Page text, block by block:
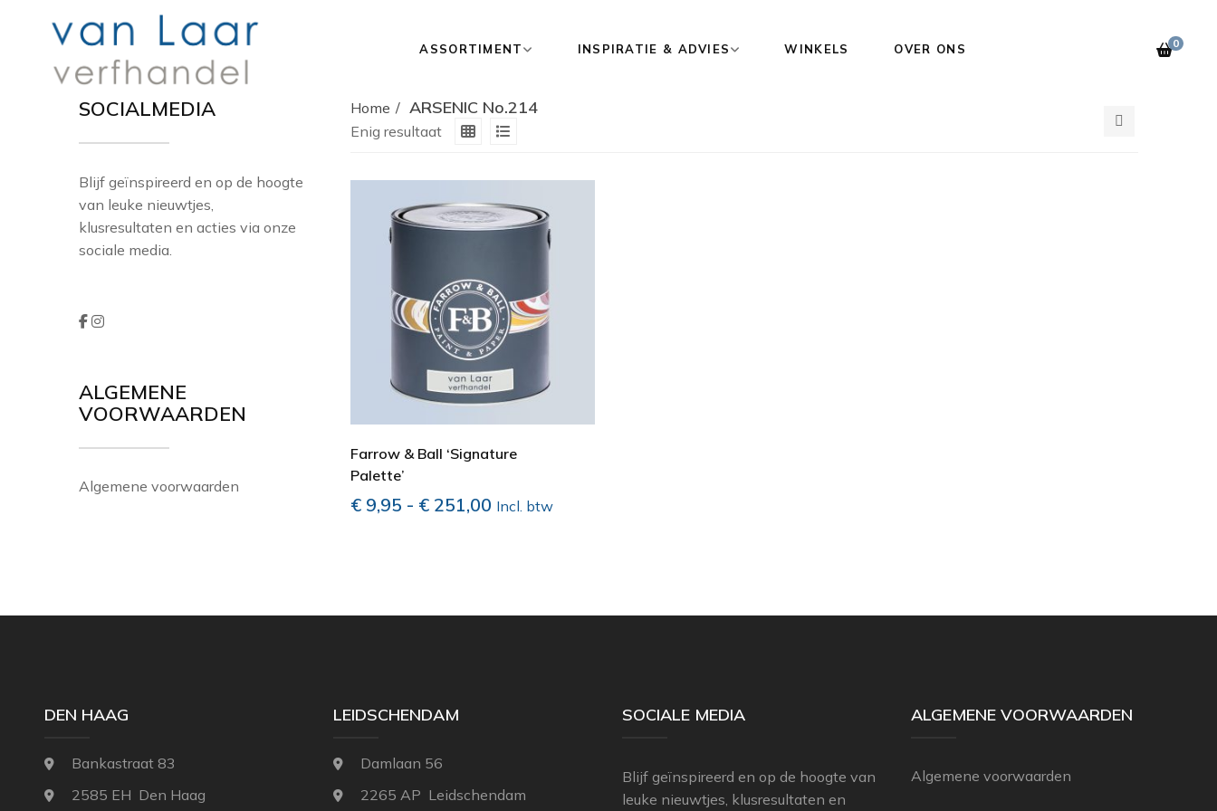
ASSORTIMENT INSPIRATIE & ADVIES WINKELS OVER ONS 0
Home ARSENIC No.214
Enig resultaat
Farrow & Ball ‘Signature
Palette’
€ 9,95 - € 251,00 Prijsklasse:
Incl. btw
SOCIALMEDIA
Blijf geïnspireerd en op de hoogte
van leuke nieuwtjes,
klusresultaten en acties via onze
sociale media.
ALGEMENE
VOORWAARDEN
Algemene voorwaarden
DEN HAAG
Bankastraat 83
2585 EH Den Haag
LEIDSCHENDAM
Damlaan 56
2265 AP Leidschendam
SOCIALE MEDIA
Blijf geïnspireerd en op de hoogte van
leuke nieuwtjes, klusresultaten en
ALGEMENE VOORWAARDEN
Algemene voorwaarden